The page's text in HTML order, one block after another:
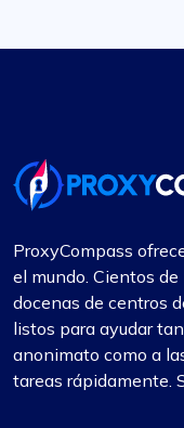
ProxyCompass
el mundo. Cientos
docenas de centros
listos para ayudar
anonimato como a
tareas rápidamente.